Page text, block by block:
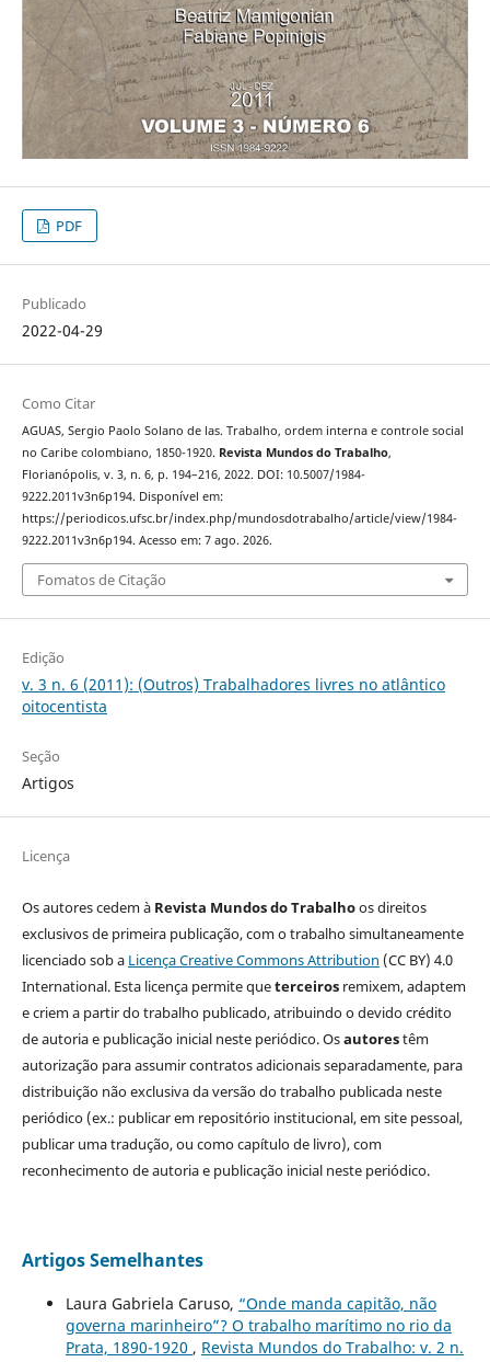
PDF
Publicado
2022-04-29
Como Citar
AGUAS, Sergio Paolo Solano de las. Trabalho, ordem interna e controle social
no Caribe colombiano, 1850-1920. Revista Mundos do Trabalho,
Florianópolis, v. 3, n. 6, p. 194–216, 2022. DOI: 10.5007/1984-
9222.2011v3n6p194. Disponível em:
https://periodicos.ufsc.br/index.php/mundosdotrabalho/article/view/1984-
9222.2011v3n6p194. Acesso em: 7 ago. 2026.
Fomatos de Citação
Edição
v. 3 n. 6 (2011): (Outros) Trabalhadores livres no atlântico
oitocentista
Seção
Artigos
Licença
Os autores cedem à Revista Mundos do Trabalhoos direitos
exclusivos de primeira publicação, com o trabalho simultaneamente
licenciado sob a Licença Creative Commons Attribution (CC BY) 4.0
International. Esta licença permite queterceirosremixem, adaptem
e criem a partir do trabalho publicado, atribuindo o devido crédito
de autoria e publicação inicial neste periódico. Osautorestêm
autorização para assumir contratos adicionais separadamente, para
distribuição não exclusiva da versão do trabalho publicada neste
periódico (ex.: publicar em repositório institucional, em site pessoal,
publicar uma tradução, ou como capítulo de livro), com
reconhecimento de autoria e publicação inicial neste periódico.
Artigos Semelhantes
Laura Gabriela Caruso, “Onde manda capitão, não
governa marinheiro”? O trabalho marítimo no rio da
Prata, 1890-1920 , Revista Mundos do Trabalho: v. 2 n.